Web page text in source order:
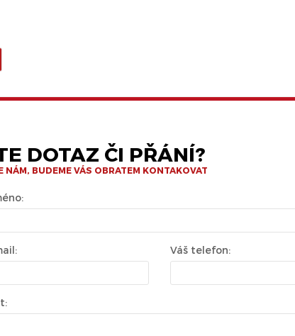
DOTAZ ČI PŘÁNÍ?
NÁM, BUDEME VÁS OBRATEM KONTAKOVAT
Váš telefon: